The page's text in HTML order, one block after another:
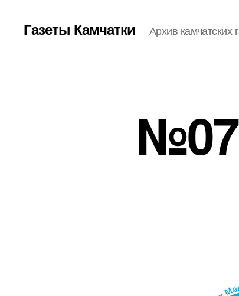
Газеты Камчатки Архив камчатских
№07